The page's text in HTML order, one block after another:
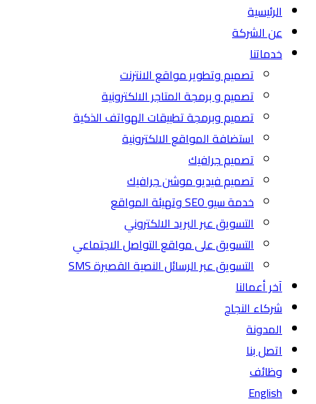
الرئيسية
عن الشركة
خدماتنا
تصميم وتطوير مواقع الانترنت
تصميم و برمجة المتاجر الالكترونية
تصميم وبرمجة تطبيقات الهواتف الذكية
استضافة المواقع الالكترونية
تصميم جرافيك
تصميم فيديو موشن جرافيك
خدمة سيو SEO وتهيئة المواقع
التسويق عبر البريد الالكتروني
التسويق على مواقع التواصل الاجتماعي
التسويق عبر الرسائل النصية القصيرة SMS
آخر أعمالنا
شركاء النجاح
المدونة
اتصل بنا
وظائف
English